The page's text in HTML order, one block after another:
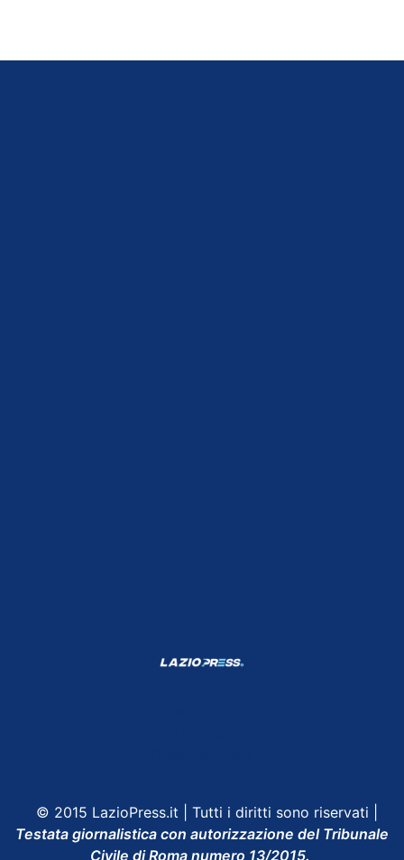
© 2015 LazioPress.it | Tutti i diritti sono riservati |
Testata giornalistica con autorizzazione del Tribunale
Civile di Roma numero 13/2015.